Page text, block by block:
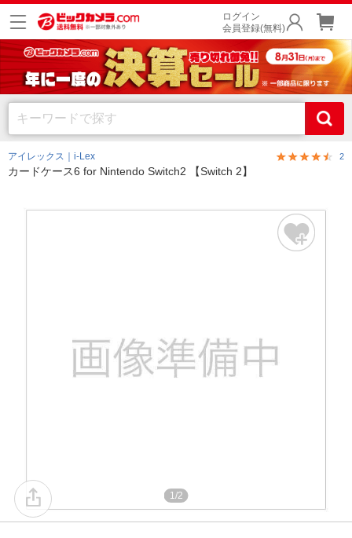
ログイン
会員登録(無料)
アイレックス｜i-Lex 2
カードケース6 for Nintendo Switch2 【Switch 2】
1/2